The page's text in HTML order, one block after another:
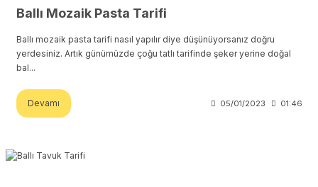
Ballı Mozaik Pasta Tarifi
Ballı mozaik pasta tarifi nasıl yapılır diye düşünüyorsanız doğru
yerdesiniz. Artık günümüzde çoğu tatlı tarifinde şeker yerine doğal
bal...
Devamı 05/01/2023 01:46